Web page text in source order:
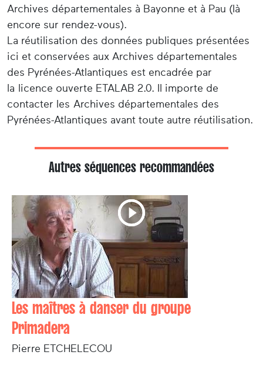
Archives départementales à Bayonne et à Pau (là
encore sur rendez-vous).
La réutilisation des données publiques présentées
ici et conservées aux Archives départementales
des Pyrénées-Atlantiques est encadrée par
la licence ouverte ETALAB 2.0. Il importe de
contacter les Archives départementales des
Pyrénées-Atlantiques avant toute autre réutilisation.
Autres séquences recommandées
Les maîtres à danser du groupe
Primadera
Pierre ETCHELECOU